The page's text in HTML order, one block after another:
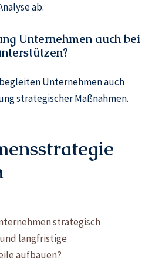
ab.
Unternehmen auch bei
Unternehmen auch
strategischer Maßnahmen.
strategisch
langfristige
aufbauen?